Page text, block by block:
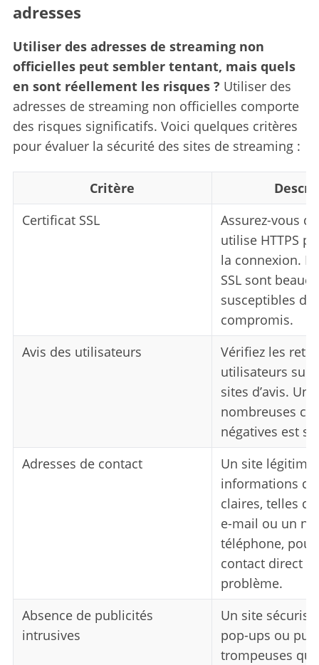
adresses
Utiliser des adresses de streaming non
officielles peut sembler tentant, mais quels
en sont réellement les risques ? Utiliser des
adresses de streaming non officielles comporte
des risques significatifs. Voici quelques critères
pour évaluer la sécurité des sites de streaming :
Critère
Certificat SSL
Assurez-vous
utilise HTTPS
la connexion.
SSL sont
susceptibles
compromis.
Avis des utilisateurs
Vérifiez les
utilisateurs sur
sites d’avis. Un
nombreuses
négatives est
Adresses de contact
Un site
informations
claires, telles
e-mail ou un
téléphone,
contact direct
problème.
Absence de publicités
intrusives
Un site
pop-ups ou
trompeuses qui